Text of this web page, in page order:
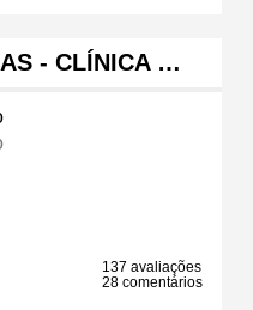
- CLÍNICA …
137 avaliações
28 comentários